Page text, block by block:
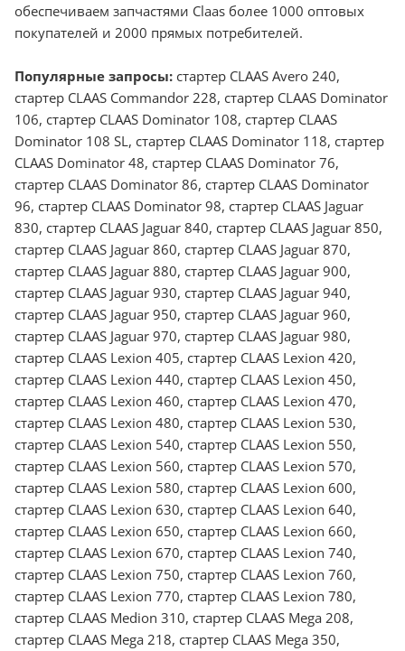
обеспечиваем запчастями Claas более 1000 оптовых
покупателей и 2000 прямых потребителей.
Популярные запросы: стартер CLAAS Avero 240,
стартер CLAAS Commandor 228, стартер CLAAS Dominator
106, стартер CLAAS Dominator 108, стартер CLAAS
Dominator 108 SL, стартер CLAAS Dominator 118, стартер
CLAAS Dominator 48, стартер CLAAS Dominator 76,
стартер CLAAS Dominator 86, стартер CLAAS Dominator
96, стартер CLAAS Dominator 98, стартер CLAAS Jaguar
830, стартер CLAAS Jaguar 840, стартер CLAAS Jaguar 850,
стартер CLAAS Jaguar 860, стартер CLAAS Jaguar 870,
стартер CLAAS Jaguar 880, стартер CLAAS Jaguar 900,
стартер CLAAS Jaguar 930, стартер CLAAS Jaguar 940,
стартер CLAAS Jaguar 950, стартер CLAAS Jaguar 960,
стартер CLAAS Jaguar 970, стартер CLAAS Jaguar 980,
стартер CLAAS Lexion 405, стартер CLAAS Lexion 420,
стартер CLAAS Lexion 440, стартер CLAAS Lexion 450,
стартер CLAAS Lexion 460, стартер CLAAS Lexion 470,
стартер CLAAS Lexion 480, стартер CLAAS Lexion 530,
стартер CLAAS Lexion 540, стартер CLAAS Lexion 550,
стартер CLAAS Lexion 560, стартер CLAAS Lexion 570,
стартер CLAAS Lexion 580, стартер CLAAS Lexion 600,
стартер CLAAS Lexion 630, стартер CLAAS Lexion 640,
стартер CLAAS Lexion 650, стартер CLAAS Lexion 660,
стартер CLAAS Lexion 670, стартер CLAAS Lexion 740,
стартер CLAAS Lexion 750, стартер CLAAS Lexion 760,
стартер CLAAS Lexion 770, стартер CLAAS Lexion 780,
стартер CLAAS Medion 310, стартер CLAAS Mega 208,
стартер CLAAS Mega 218, стартер CLAAS Mega 350,